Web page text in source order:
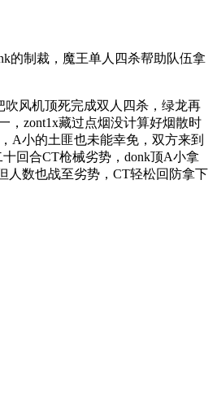
的制裁，魔王单人四杀帮助队伍拿
风机顶死完成双人四杀，绿龙再
，zont1x藏过点烟没计算好烟散时
A小的土匪也未能幸免，双方来到
回合CT枪械劣势，donk顶A小拿
人数也战至劣势，CT轻松回防拿下